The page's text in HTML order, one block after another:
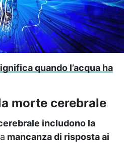
quando l’acqua ha
morte cerebrale
includono la
mancanza di risposta ai